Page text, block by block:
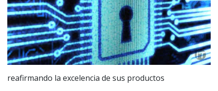
reafirmando la excelencia de sus productos
MÉXICO